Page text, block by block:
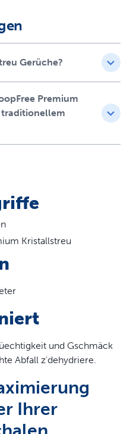
Sie nie wieder
berühren! Ersetzen Sie
Schale und Ihre
ist wieder wie
um Ihnen und Ihrem
zu
1er-Pack, 3er-Pack
ausgestattet, um Lecks
minimieren
Selbstreinigenden
Gerüche?
Premium
traditionellem
Kristallstreu
und Gschmäck
Abfall z'dehydriere.
Ihrer